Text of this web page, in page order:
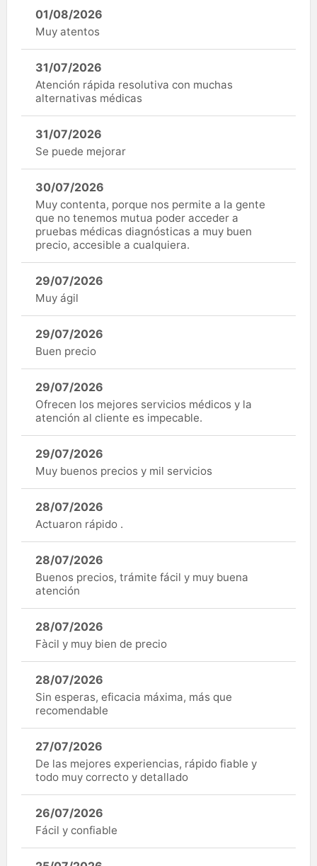
01/08/2026
Muy atentos
31/07/2026
Atención rápida resolutiva con muchas
alternativas médicas
31/07/2026
Se puede mejorar
30/07/2026
Muy contenta, porque nos permite a la gente
que no tenemos mutua poder acceder a
pruebas médicas diagnósticas a muy buen
precio, accesible a cualquiera.
29/07/2026
Muy ágil
29/07/2026
Buen precio
29/07/2026
Ofrecen los mejores servicios médicos y la
atención al cliente es impecable.
29/07/2026
Muy buenos precios y mil servicios
28/07/2026
Actuaron rápido .
28/07/2026
Buenos precios, trámite fácil y muy buena
atención
28/07/2026
Fàcil y muy bien de precio
28/07/2026
Sin esperas, eficacia máxima, más que
recomendable
27/07/2026
De las mejores experiencias, rápido fiable y
todo muy correcto y detallado
26/07/2026
Fácil y confiable